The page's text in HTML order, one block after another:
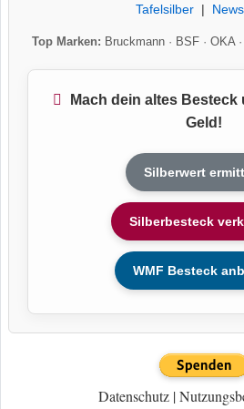
Tafelsilber|
Top Marken: Bruckmann· BSF· OKA·
Mach dein altes
Geld!
Silberwert
Silberbesteck
WMF Besteck
Datenschutz |